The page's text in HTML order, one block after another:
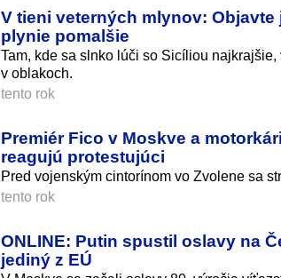
V tieni veterných mlynov:
plynie pomalšie
Tam, kde sa slnko lúči so Sicíliou
v oblakoch.
tento rok
Premiér Fico v Moskve a
reagujú protestujúci
Pred vojenským cintorínom vo Zvolene sa
tento rok
ONLINE: Putin spustil oslavy na
jediný z EÚ